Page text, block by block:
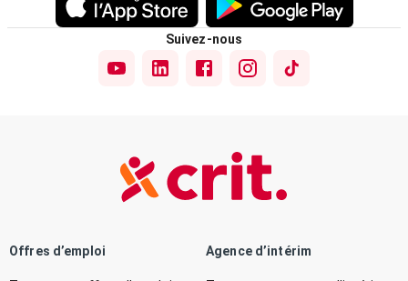
Suivez-nous
Offres d’emploi Agence d’intérim